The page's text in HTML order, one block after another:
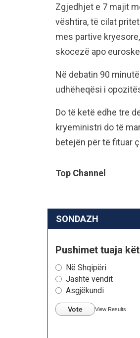
Zgjedhjet e 7 majit
vështira, të cilat
mes partive
skocezë apo
Në debatin 90
udhëheqësi i
Do të ketë edhe tre
kryeministri do të
betejën për të fituar
Top Channel
SONDAZH
Pushimet tuaja
Në Shqipëri
Jashtë vendit
Asgjëkundi
Vote View Results